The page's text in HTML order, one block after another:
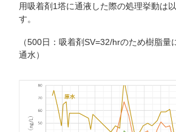
用吸着剤1塔に通液した際の処理挙動は
す。
（500日：吸着剤SV=32/hrのため樹脂
通水）